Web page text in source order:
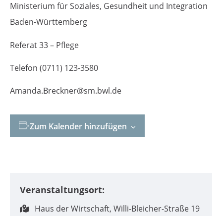
Ministerium für Soziales, Gesundheit und Integration
Baden-Württemberg
Referat 33 – Pflege
Telefon (0711) 123-3580
Amanda.Breckner@sm.bwl.de
Zum Kalender hinzufügen
Veranstaltungsort:
Haus der Wirtschaft, Willi-Bleicher-Straße 19